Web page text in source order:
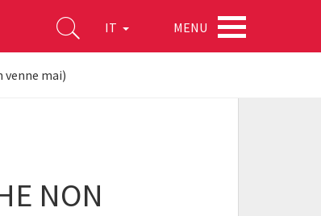
IT MENU
venne mai)
NON